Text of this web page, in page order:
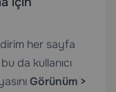
her sayfa
da kullanıcı
Görünüm >